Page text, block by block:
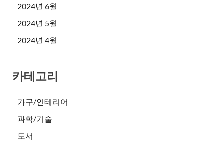
2024년 6월
2024년 5월
2024년 4월
카테고리
가구/인테리어
과학/기술
도서